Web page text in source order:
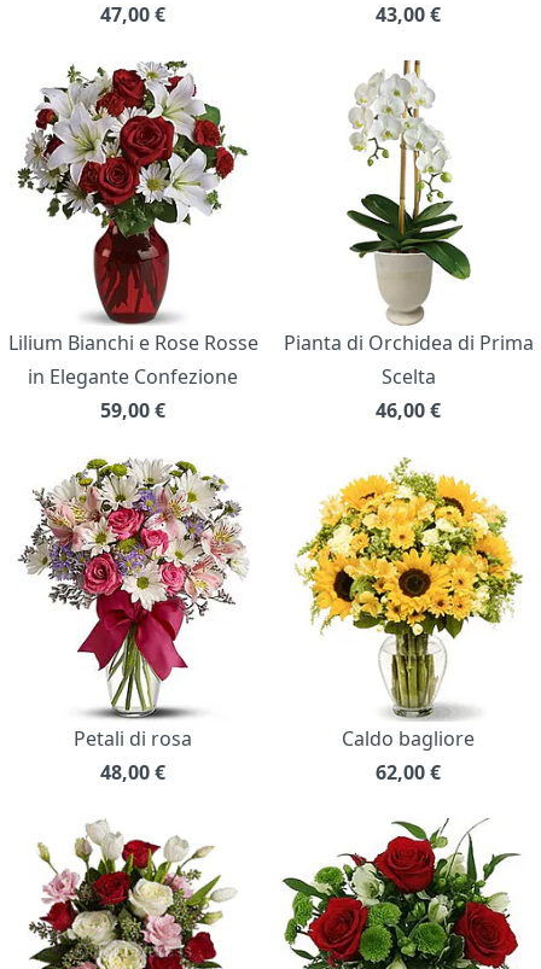
47,00€
43,00€
Lilium Bianchi e Rose Rosse
in Elegante Confezione
59,00€
Pianta di Orchidea di Prima
Scelta
46,00€
Petali di rosa
48,00€
Caldo bagliore
62,00€